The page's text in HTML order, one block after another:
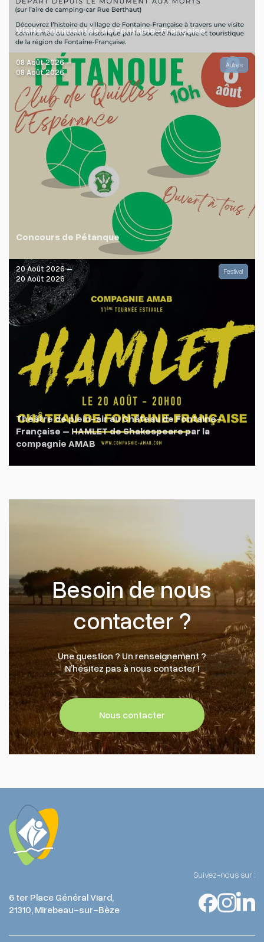
Visite commentée de Fontaine-Française
08 Août 2026 –
08 Août 2026
Autres
Concours de Pétanque
20 Août 2026 –
20 Août 2026
Festival
Théâtre de plein-air au Château de Fontaine-
Française – HAMLET de Shakespeare par la
compagnie AMAB
Besoin de nous
contacter ?
Une question ? Un renseignement ?
N’hésitez pas à nous contacter !
Nous contacter
6 ter Place Général Viard,
21310, Mirebeau-sur-Bèze
Suivez-nous sur :